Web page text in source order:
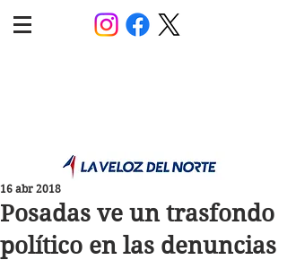
Posadas ve un trasfondo
político en las denuncias
16 abr 2018